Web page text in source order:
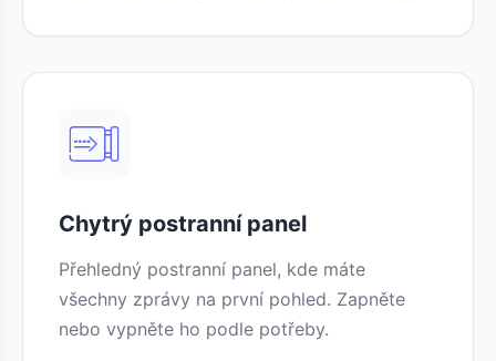
Chytrý postranní panel
Přehledný postranní panel, kde máte
všechny zprávy na první pohled. Zapněte
nebo vypněte ho podle potřeby.